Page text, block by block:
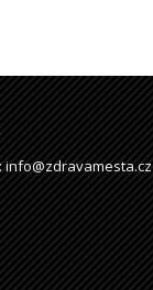
info@zdravamesta.cz